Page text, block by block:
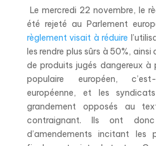
Le mercredi 22 novembre, le
été rejeté au Parlement
règlement visait à réduire
les rendre plus sûrs à 50%, ainsi
de produits jugés dangereux à
populaire européen,
européenne, et les
grandement opposés au
contraignant. Ils ont
d’amendements incitant